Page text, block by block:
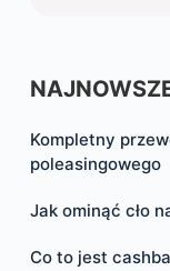
Kompletny
poleasingowego
Jak ominąć cło
Co to jest